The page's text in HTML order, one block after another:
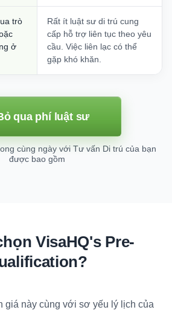
trò
ở
Rất ít luật sư di trú cung
cấp hỗ trợ liên tục theo yêu
cầu. Việc liên lạc có thể
gặp khó khăn.
qua phí luật sư
cùng ngày với Tư vấn Di trú của bạn
được bao gồm
VisaHQ's Pre-
giá này cùng với sơ yếu lý lịch của